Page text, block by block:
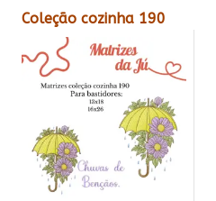
Coleção cozinha 190